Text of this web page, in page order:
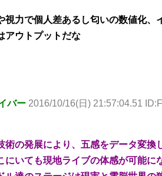
視力で個人差あるし匂いの数値化、
アウトプットだな
バー 2016/10/16(日) 21:57:04.51
術の発展により、五感をデータ変換
にいても現地ライブの体感が可能に